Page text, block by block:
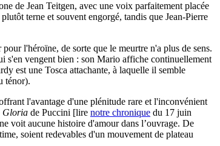
de Jean Teitgen, avec une voix parfaitement placée
terne et souvent engorgé, tandis que Jean-Pierre
l'héroïne, de sorte que le meurtre n'a plus de sens.
s'en vengent bien : son Mario affiche continuellement
est une Tosca attachante, à laquelle il semble
ténor).
l'avantage d'une plénitude rare et l'inconvénient
Gloria de Puccini [lire notre chronique du 17 juin
voit aucune histoire d'amour dans l’ouvrage. De
soient redevables d'un mouvement de plateau